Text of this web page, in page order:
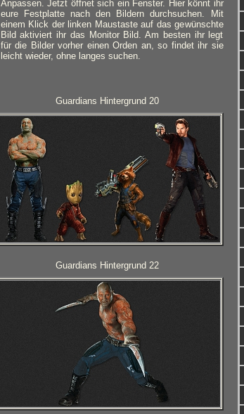
Anpassen. Jetzt öffnet sich ein Fenster. Hier könnt ihr
eure Festplatte nach den Bildern durchsuchen. Mit
einem Klick der linken Maustaste auf das gewünschte
Bild aktiviert ihr das Monitor Bild. Am besten ihr legt
für die Bilder vorher einen Orden an, so findet ihr sie
leicht wieder, ohne langes suchen.
Guardians Hintergrund 20
Guardians Hintergrund 22